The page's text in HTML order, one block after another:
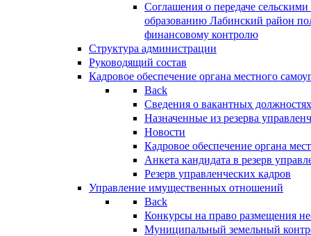
Соглашения о передаче
образованию Лабинский район
финансовому контролю
Структура администрации
Руководящий состав
Кадровое обеспечение органа местного
Back
Сведения о вакантных
Назначенные из резерва
Новости
Кадровое обеспечение органа
Анкета кандидата в резерв
Резерв управленческих кадров
Управление имущественных отношений
Back
Конкурсы на право размещения
Муниципальный земельный